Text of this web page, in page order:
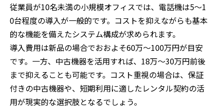
従業員が10名未満の小規模オフィスでは、電話機は5〜1
0台程度の導入が一般的です。コストを抑えながらも基本
的な機能を備えたシステム構成が求められます。
導入費用は新品の場合でおおよそ60万〜100万円が目安
です。一方、中古機器を活用すれば、18万〜30万円前後
まで抑えることも可能です。コスト重視の場合は、保証
付きの中古機器や、短期利用に適したレンタル契約の活
用が現実的な選択肢となるでしょう。